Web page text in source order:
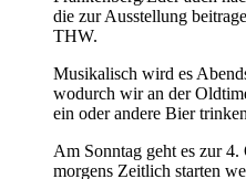
die zur Ausstellung
THW.
Musikalisch wird es
wodurch wir an der
ein oder andere Bier
Am Sonntag geht es zur
morgens Zeitlich starten